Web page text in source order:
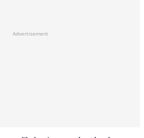
Advertisement